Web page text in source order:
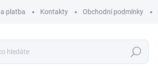
platba Kontakty Obchodní podmínky
Hledat